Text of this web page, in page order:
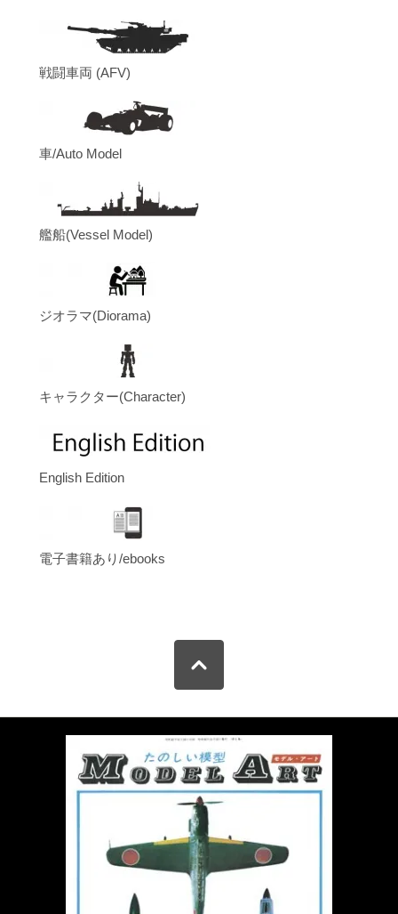
戦闘車両 (AFV)
車/Auto Model
艦船(Vessel Model)
ジオラマ(Diorama)
キャラクター(Character)
English Edition
電子書籍あり/ebooks